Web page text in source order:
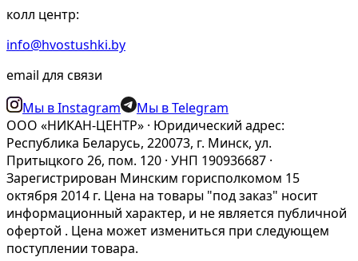
колл центр:
info@hvostushki.by
email для связи
Мы в Instagram
Мы в Telegram
ООО «НИКАН-ЦЕНТР» · Юридический адрес:
Республика Беларусь, 220073, г. Минск, ул.
Притыцкого 26, пом. 120 · УНП 190936687 ·
Зарегистрирован Минским горисполкомом 15
октября 2014 г. Цена на товары "под заказ" носит
информационный характер, и не является публичной
офертой . Цена может измениться при следующем
поступлении товара.